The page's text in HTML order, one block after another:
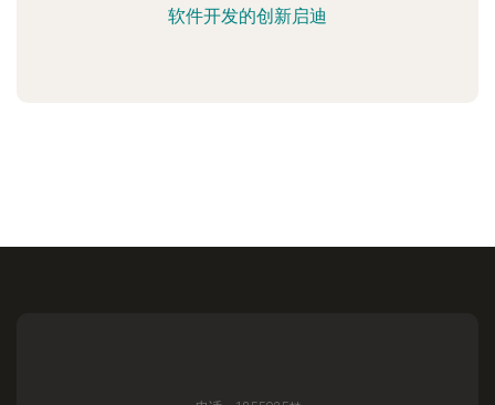
软件开发的创新启迪